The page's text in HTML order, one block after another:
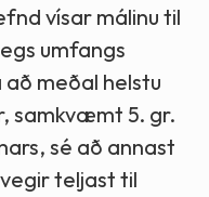
vísar málinu til
umfangs
meðal helstu
samkvæmt 5. gr.
sé að annast
teljast til